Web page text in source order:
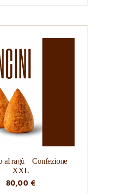
al ragù – Confezione
XXL
80,00€